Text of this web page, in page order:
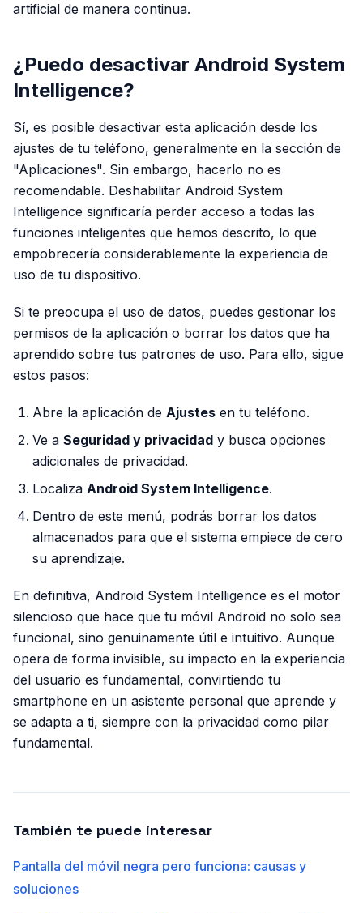
artificial de manera continua.
¿Puedo desactivar Android System
Intelligence?
Sí, es posible desactivar esta aplicación desde los
ajustes de tu teléfono, generalmente en la sección de
"Aplicaciones". Sin embargo, hacerlo no es
recomendable. Deshabilitar Android System
Intelligence significaría perder acceso a todas las
funciones inteligentes que hemos descrito, lo que
empobrecería considerablemente la experiencia de
uso de tu dispositivo.
Si te preocupa el uso de datos, puedes gestionar los
permisos de la aplicación o borrar los datos que ha
aprendido sobre tus patrones de uso. Para ello, sigue
estos pasos:
Abre la aplicación de Ajustes en tu teléfono.
Ve a Seguridad y privacidad y busca opciones
adicionales de privacidad.
Localiza Android System Intelligence.
Dentro de este menú, podrás borrar los datos
almacenados para que el sistema empiece de cero
su aprendizaje.
En definitiva, Android System Intelligence es el motor
silencioso que hace que tu móvil Android no solo sea
funcional, sino genuinamente útil e intuitivo. Aunque
opera de forma invisible, su impacto en la experiencia
del usuario es fundamental, convirtiendo tu
smartphone en un asistente personal que aprende y
se adapta a ti, siempre con la privacidad como pilar
fundamental.
También te puede interesar
Pantalla del móvil negra pero funciona: causas y
soluciones